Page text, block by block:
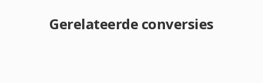
Gerelateerde conversies